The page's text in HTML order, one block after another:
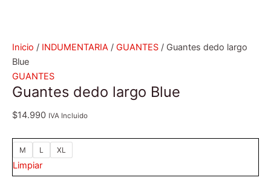
Inicio / INDUMENTARIA / GUANTES / Guantes dedo largo
Blue
GUANTES
Guantes dedo largo Blue
$14.990 IVA Incluido
M L XL
Limpiar